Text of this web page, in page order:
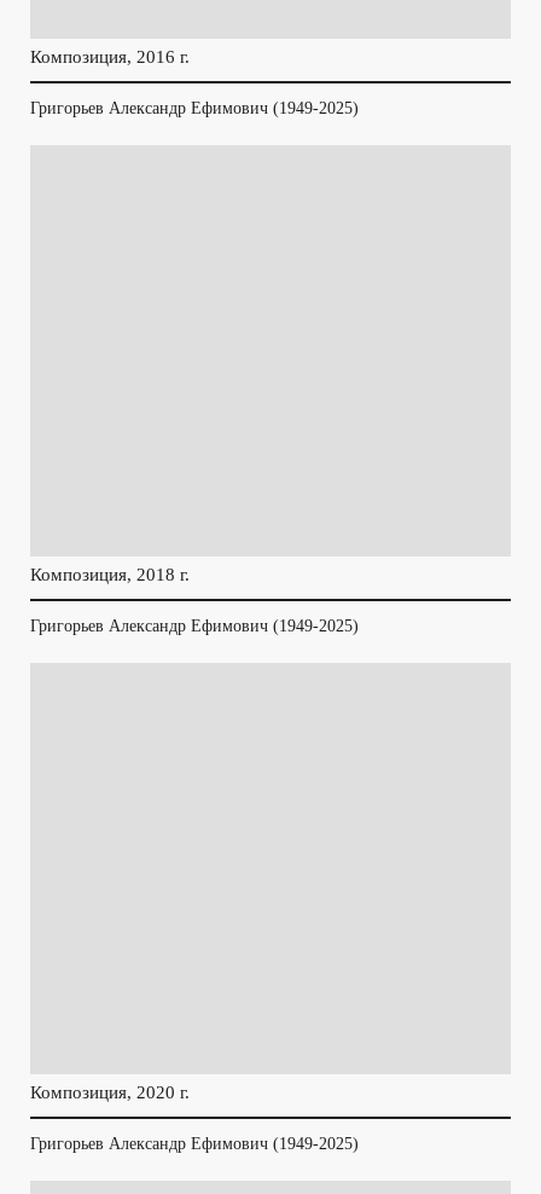
Композиция, 2016 г.
Григорьев Александр Ефимович (1949-2025)
Композиция, 2018 г.
Григорьев Александр Ефимович (1949-2025)
Композиция, 2020 г.
Григорьев Александр Ефимович (1949-2025)